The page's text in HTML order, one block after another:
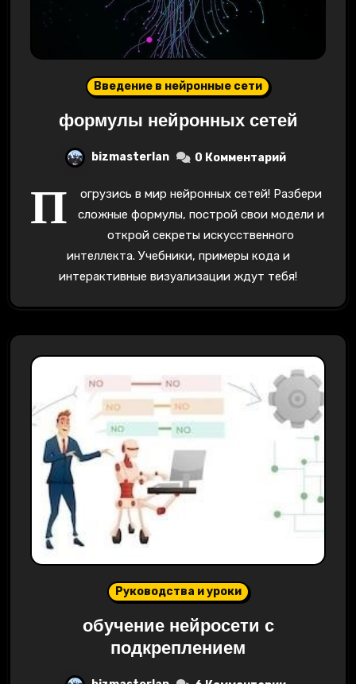
Введение в нейронные сети
формулы нейронных сетей
bizmasterlan 0 Комментарий
П
огрузись в мир нейронных сетей! Разбери
сложные формулы, построй свои модели и
открой секреты искусственного
интеллекта. Учебники, примеры кода и
интерактивные визуализации ждут тебя!
Руководства и уроки
обучение нейросети с
подкреплением